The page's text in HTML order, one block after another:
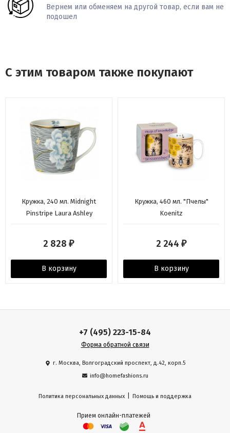
Вернем или обменяем на другой товар, если вам не
подошел
С этим товаром также покупают
Кружка, 240 мл. Midnight
Pinstripe Laura Ashley
2 828 ₽
В корзину
Кружка, 460 мл. "Пчелы"
Koenitz
2 244 ₽
В корзину
+7 (495) 223-15-84
Форма обратной связи
г. Москва, Волгоградский проспект, д.42, корп.5
info@homefashions.ru
Политика персональных данных Помощь и поддержка
Прием онлайн-платежей